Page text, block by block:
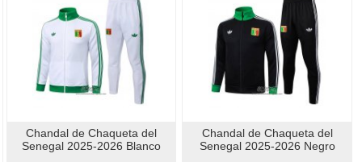
Chandal de Chaqueta del
Senegal 2025-2026 Blanco
Chandal de Chaqueta del
Senegal 2025-2026 Negro